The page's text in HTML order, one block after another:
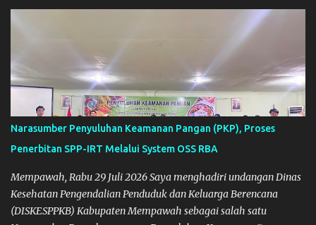
Narasumber Penyuluhan Keamanan Pangan (PKP), Proses
Penerbitan SPP-IRT Melalui System OSS RBA
Mempawah, Rabu 29 Juli 2026 Saya menghadiri undangan Dinas
Kesehatan Pengendalian Penduduk dan Keluarga Berencana
(DISKESPPKB) Kabupaten Mempawah sebagai salah satu